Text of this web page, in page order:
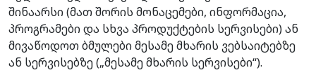
შინაარსი (მათ შორის მონაცემები, ინფორმაცია,
პროგრამები და სხვა პროდუქტების სერვისები) ან
მივაწოდოთ ბმულები მესამე მხარის ვებსაიტებზე
ან სერვისებზე („მესამე მხარის სერვისები“).